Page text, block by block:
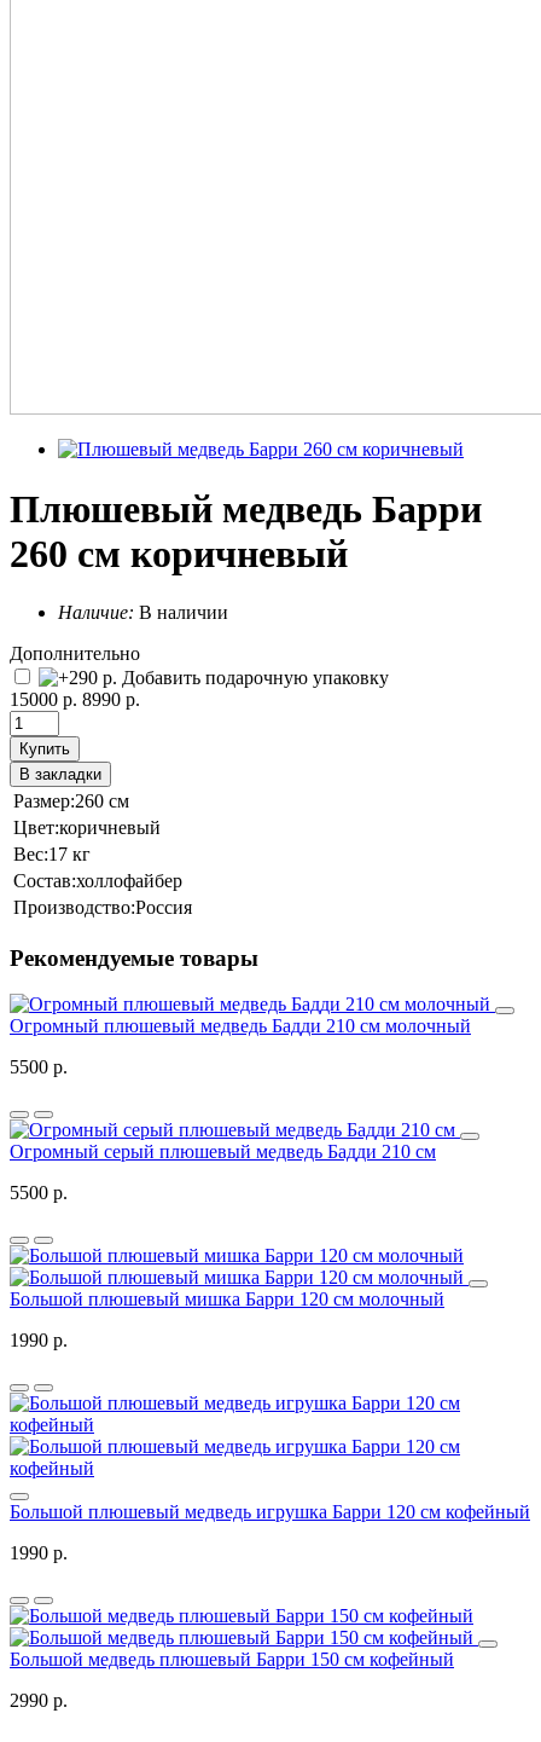
Плюшевый медведь Барри
260 см коричневый
Наличие: В наличии
Дополнительно
Добавить подарочную упаковку
15000 р. 8990 р.
Купить
В закладки
Размер:260 см
Цвет:коричневый
Вес:17 кг
Состав:холлофайбер
Производство:Россия
Рекомендуемые товары
Огромный плюшевый медведь Бадди 210 см молочный
5500 р.
Огромный серый плюшевый медведь Бадди 210 см
5500 р.
Большой плюшевый мишка Барри 120 см молочный
1990 р.
Большой плюшевый медведь игрушка Барри 120 см кофейный
1990 р.
Большой медведь плюшевый Барри 150 см кофейный
2990 р.